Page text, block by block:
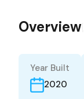
Overview
Year Built
2020